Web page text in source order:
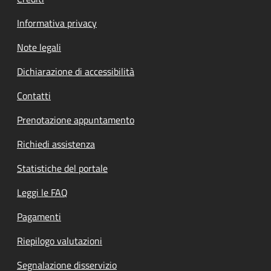
Informativa privacy
Note legali
Dichiarazione di accessibilità
Contatti
Prenotazione appuntamento
Richiedi assistenza
Statistiche del portale
Leggi le FAQ
Pagamenti
Riepilogo valutazioni
Segnalazione disservizio